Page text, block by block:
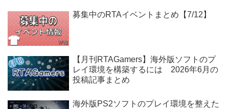
募集中のRTAイベントまとめ【7/12】
【月刊RTAGamers】海外版ソフトのプ
レイ環境を構築するには 2026年6月の
投稿記事まとめ
海外版PS2ソフトのプレイ環境を整えた